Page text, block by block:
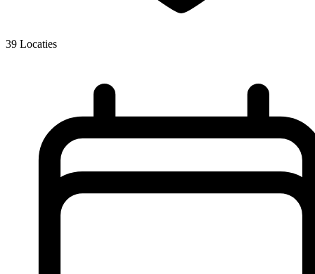
39 Locaties